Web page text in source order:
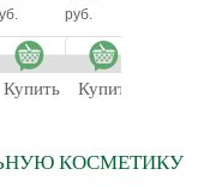
Купить
руб.
Купить
КОСМЕТИКУ